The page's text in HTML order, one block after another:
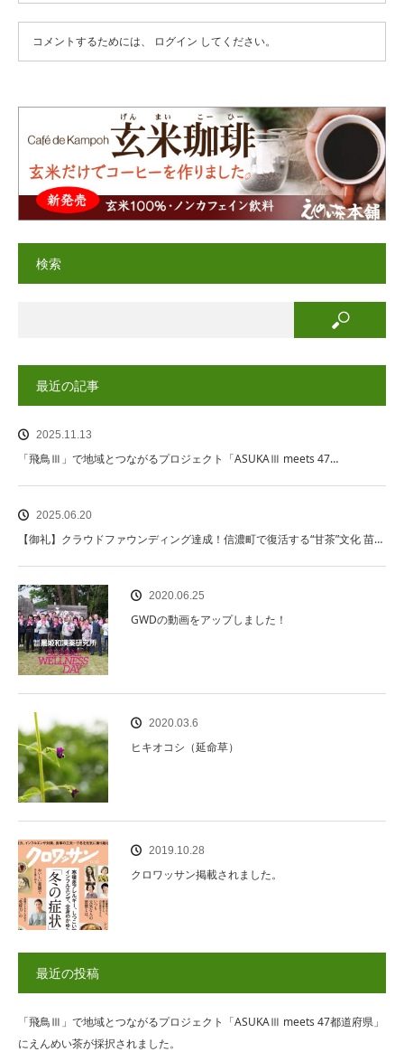
コメントするためには、 ログイン してください。
検索
最近の記事
2025.11.13
「飛鳥Ⅲ」で地域とつながるプロジェクト「ASUKAⅢ meets 47…
2025.06.20
【御礼】クラウドファウンディング達成！信濃町で復活する“甘茶”文化 苗…
2020.06.25
GWDの動画をアップしました！
2020.03.6
ヒキオコシ（延命草）
2019.10.28
クロワッサン掲載されました。
最近の投稿
「飛鳥Ⅲ」で地域とつながるプロジェクト「ASUKAⅢ meets 47都道府県」
にえんめい茶が採択されました。